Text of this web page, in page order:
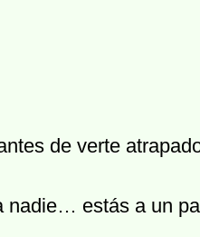
de verte
nadie… estás a un